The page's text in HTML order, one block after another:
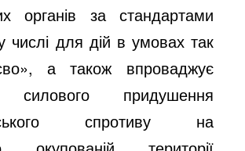
органів за стандартами
для дій в умовах так
а також впроваджує
силового придушення
спротиву на